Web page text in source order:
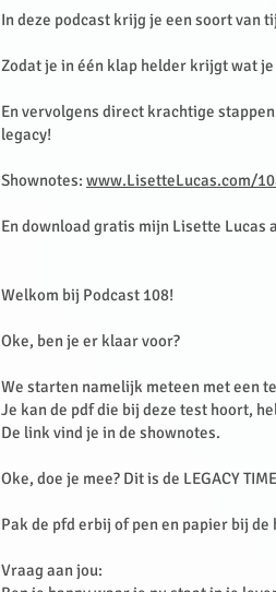
In deze podcast krijg je een soort van
Zodat je in één klap helder krijgt wat
En vervolgens direct krachtige
legacy!
Shownotes: www.LisetteLucas.com/
En download gratis mijn Lisette Lucas
Welkom bij Podcast 108!
Oke, ben je er klaar voor?
We starten namelijk meteen met een
Je kan de pdf die bij deze test hoort,
De link vind je in de shownotes.
Oke, doe je mee? Dit is de LEGACY TIME
Pak de pfd erbij of pen en papier bij de
Vraag aan jou: